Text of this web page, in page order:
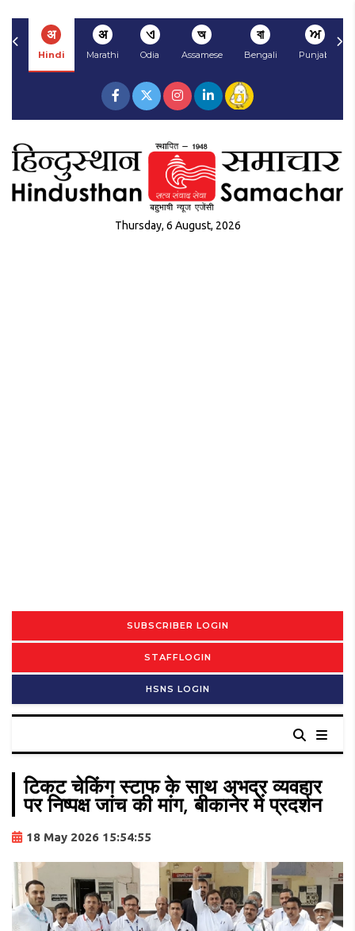
अ
Hindi
अ
Marathi
ଏ
Odia
অ
Assamese
বা
Bengali
ਅ
Punjabi
Thursday, 6 August, 2026
SUBSCRIBER LOGIN
STAFFLOGIN
HSNS LOGIN
टिकट चेकिंग स्टाफ के साथ अभद्र व्यवहार
पर निष्पक्ष जांच की मांग, बीकानेर में प्रदर्शन
18 May 2026 15:54:55